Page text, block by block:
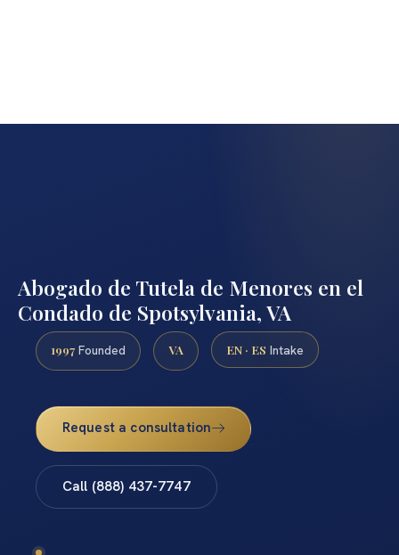
Abogado de Tutela de Menores en el
Condado de Spotsylvania, VA
1997 Founded VA EN · ES Intake
Request a consultation
Call (888) 437-7747